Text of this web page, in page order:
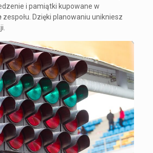
i pamiątki kupowane w
zespołu. Dzięki planowaniu unikniesz